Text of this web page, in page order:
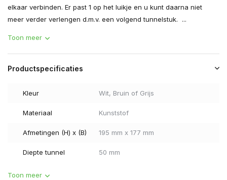
elkaar verbinden. Er past 1 op het luikje en u kunt daarna niet
meer verder verlengen d.m.v. een volgend tunnelstuk. ...
Toon meer
Productspecificaties
Kleur Wit, Bruin of Grijs
Materiaal Kunststof
Afmetingen (H) x (B) 195 mm x 177 mm
Diepte tunnel 50 mm
Toon meer